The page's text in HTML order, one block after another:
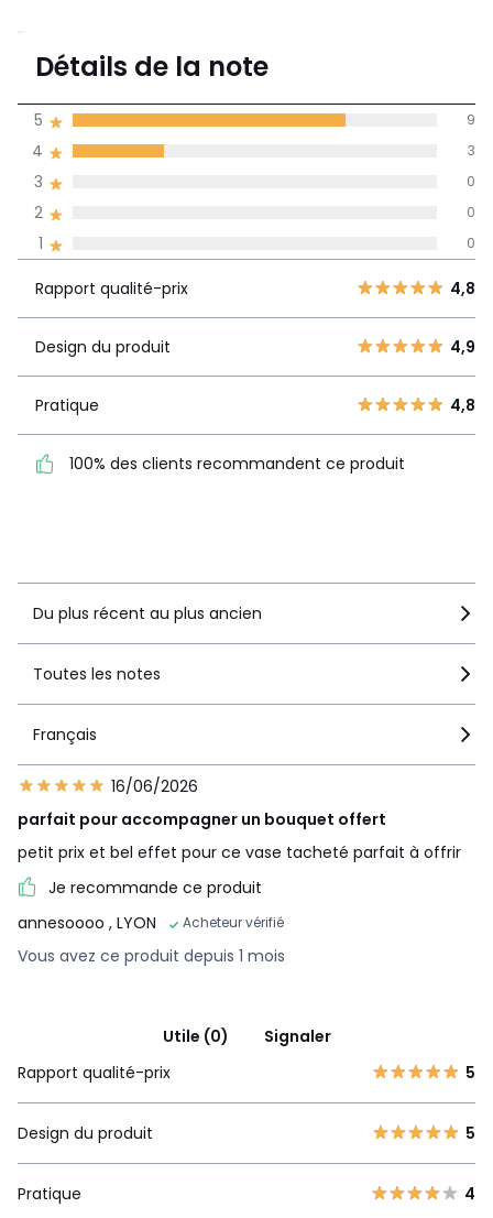
4,8
de moyenne
obtenue sur
1
3
4,8
produit
4,9
Pratique
4,8
100% des clients
Détails de la note
1 0
2 0
3 0
4 3
5 9
Rapport qualité-prix 4,8
Design du produit 4,9
Pratique 4,8
100% des clients recommandent ce produit
Du plus récent au plus ancien
Toutes les notes
Français
16/06/2026
parfait pour accompagner un bouquet offert
petit prix et bel effet pour ce vase tacheté parfait à offrir
Je recommande ce produit
annesoooo , LYON Acheteur vérifié
Vous avez ce produit depuis 1 mois
Utile (0)
Signaler
Rapport qualité-prix
5
Design du produit 5
Pratique 4